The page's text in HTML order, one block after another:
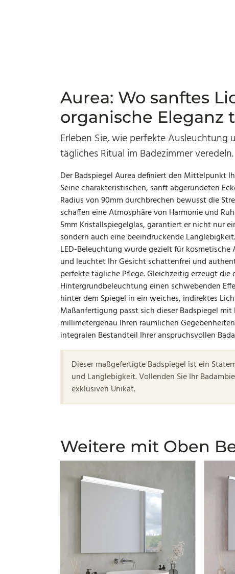
Aurea: Wo sanftes
organische Eleganz
Erleben Sie, wie perfekte Ausleuchtung
tägliches Ritual im Badezimmer veredeln.
Der Badspiegel Aurea definiert den Mittelpunkt
Seine charakteristischen, sanft abgerundeten
Radius von 90mm durchbrechen bewusst die
schaffen eine Atmosphäre von Harmonie und
5mm Kristallspiegelglas, garantiert er nicht nur
sondern auch eine beeindruckende
LED-Beleuchtung wurde gezielt für
und leuchtet Ihr Gesicht schattenfrei und
perfekte tägliche Pflege. Gleichzeitig erzeugt die
Hintergrundbeleuchtung einen schwebenden
hinter dem Spiegel in ein weiches, indirektes
Maßanfertigung passt sich dieser Badspiegel
millimetergenau Ihren räumlichen
integralen Bestandteil Ihrer anspruchsvollen
Dieser maßgefertigte Badspiegel ist ein
und Langlebigkeit. Vollenden Sie Ihr
exklusiven Unikat.
Weitere mit Oben